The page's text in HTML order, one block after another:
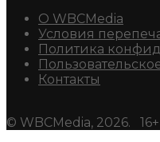
О WBCMedia
Условия
Политика
Контакты
© WBCMedia, 2026. 16+